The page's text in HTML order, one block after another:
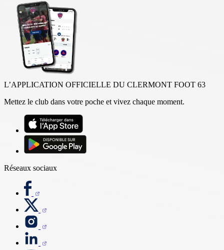
L’APPLICATION OFFICIELLE DU CLERMONT FOOT 63
Mettez le club dans votre poche et vivez chaque moment.
Réseaux sociaux